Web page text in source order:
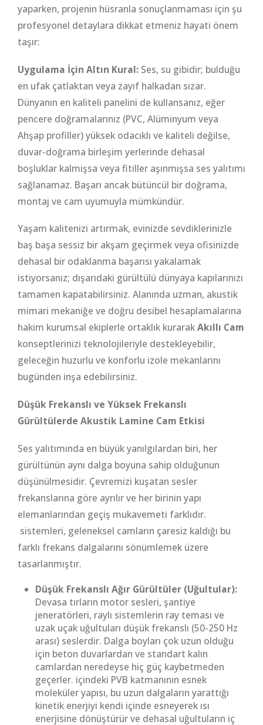
yaparken, projenin hüsranla sonuçlanmaması için şu
profesyonel detaylara dikkat etmeniz hayati önem
taşır:
Uygulama İçin Altın Kural: Ses, su gibidir; bulduğu
en ufak çatlaktan veya zayıf halkadan sızar.
Dünyanın en kaliteli panelini de kullansanız, eğer
pencere doğramalarınız (PVC, Alüminyum veya
Ahşap profiller) yüksek odacıklı ve kaliteli değilse,
duvar-doğrama birleşim yerlerinde dehasal
boşluklar kalmışsa veya fitiller aşınmışsa ses yalıtımı
sağlanamaz. Başarı ancak bütüncül bir doğrama,
montaj ve cam uyumuyla mümkündür.
Yaşam kalitenizi artırmak, evinizde sevdiklerinizle
baş başa sessiz bir akşam geçirmek veya ofisinizde
dehasal bir odaklanma başarısı yakalamak
istiyorsanız; dışarıdaki gürültülü dünyaya kapılarınızı
tamamen kapatabilirsiniz. Alanında uzman, akustik
mimari mekaniğe ve doğru desibel hesaplamalarına
hakim kurumsal ekiplerle ortaklık kurarakAkıllı Cam
konseptlerinizi teknolojileriyle destekleyebilir,
geleceğin huzurlu ve konforlu izole mekanlarını
bugünden inşa edebilirsiniz.
Düşük Frekanslı ve Yüksek Frekanslı
Gürültülerde Akustik Lamine Cam Etkisi
Ses yalıtımında en büyük yanılgılardan biri, her
gürültünün aynı dalga boyuna sahip olduğunun
düşünülmesidir. Çevremizi kuşatan sesler
frekanslarına göre ayrılır ve her birinin yapı
elemanlarından geçiş mukavemeti farklıdır.
sistemleri, geleneksel camların çaresiz kaldığı bu
farklı frekans dalgalarını sönümlemek üzere
tasarlanmıştır.
Düşük Frekanslı Ağır Gürültüler (Uğultular):
Devasa tırların motor sesleri, şantiye
jeneratörleri, raylı sistemlerin ray teması ve
uzak uçak uğultuları düşük frekanslı (50-250 Hz
arası) seslerdir. Dalga boyları çok uzun olduğu
için beton duvarlardan ve standart kalın
camlardan neredeyse hiç güç kaybetmeden
geçerler. içindeki PVB katmanının esnek
moleküler yapısı, bu uzun dalgaların yarattığı
kinetik enerjiyi kendi içinde esneyerek ısı
enerjisine dönüştürür ve dehasal uğultuların iç